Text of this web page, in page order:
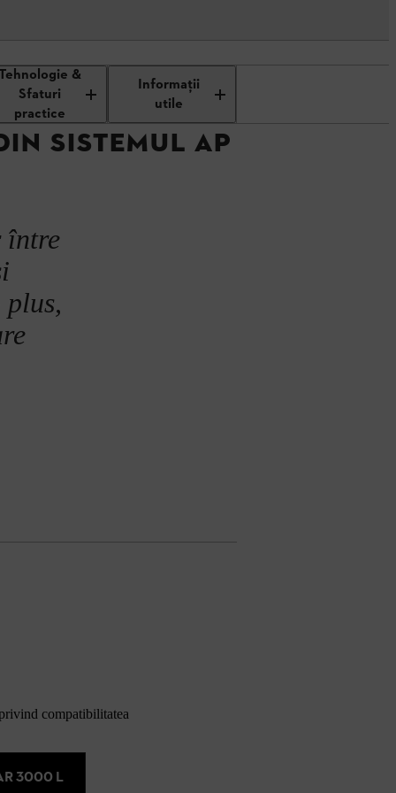
&
Sfaturi
practice
Informaţii
utile
sistemul AP
SISTEMUL AP
între
compatibilitatea
3000 L